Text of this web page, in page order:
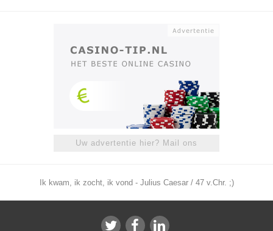
Uw advertentie hier? Mail ons
Ik kwam, ik zocht, ik vond - Julius Caesar / 47 v.Chr. ;)